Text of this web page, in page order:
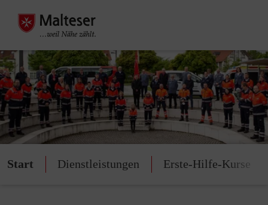
Start Dienstleistungen Erste-Hilfe-Kurse